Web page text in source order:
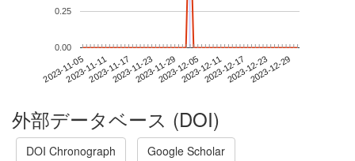
2023-11-052023-11-112023-11-172023-11-232023-11-292023-12-052023-12-112023-12-172023-12-232023-12-29
0.00
0.25
外部データベース (DOI)
DOI Chronograph Google Scholar